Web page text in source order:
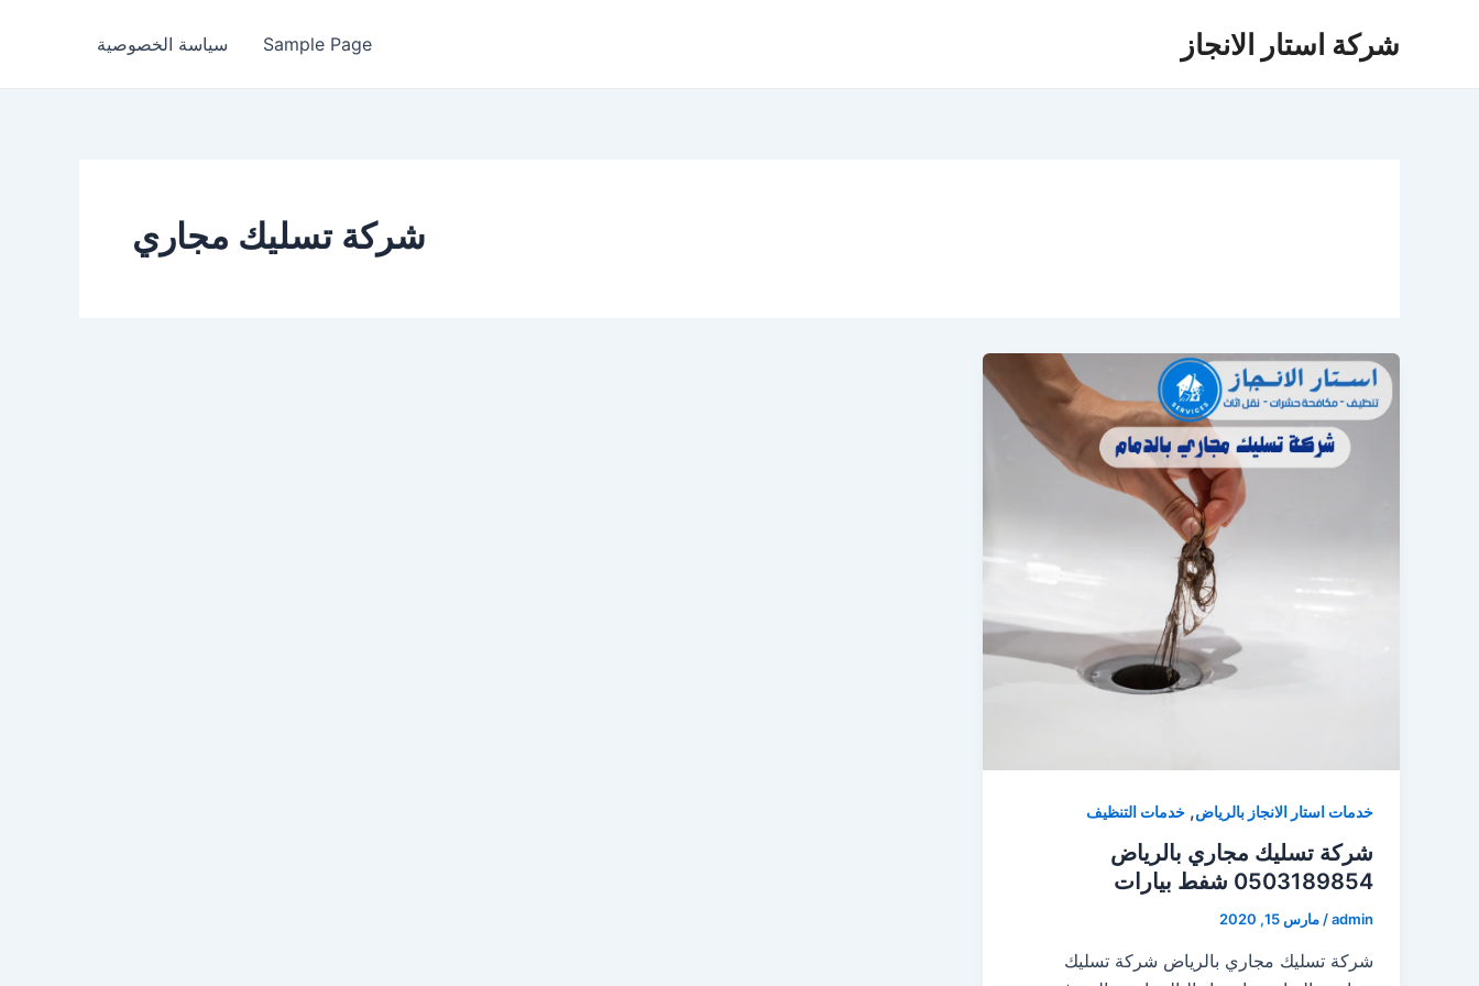
شركة استار الانجاز Sample Page سياسة الخصوصية
شركة تسليك مجاري
خدمات استار الانجاز بالرياض, خدمات التنظيف
شركة تسليك مجاري بالرياض
0503189854 شفط بيارات
admin
/مارس 15, 2020
شركة تسليك مجاري بالرياض شركة تسليك